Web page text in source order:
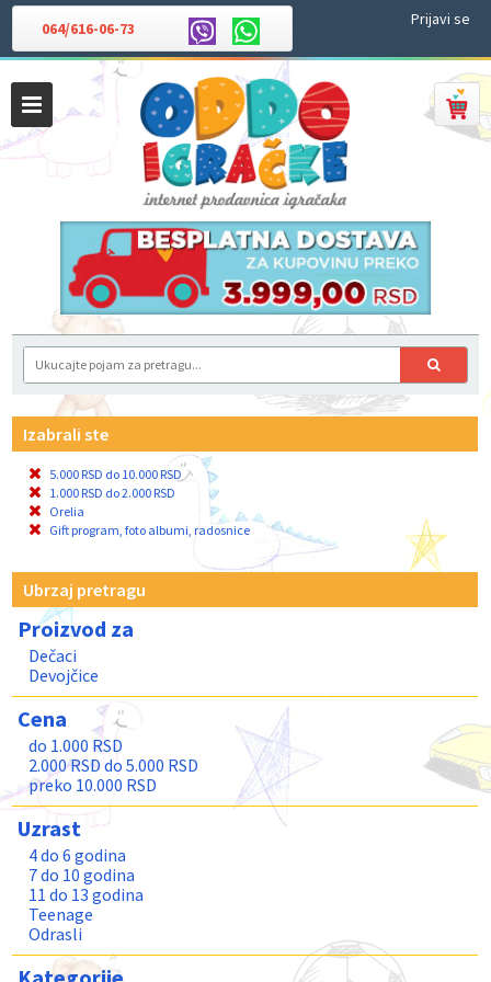
064/616-06-73 Prijavi se
Izabrali ste
5.000 RSD do 10.000 RSD
1.000 RSD do 2.000 RSD
Orelia
Gift program, foto albumi, radosnice
Ubrzaj pretragu
Proizvod za
Dečaci
Devojčice
Cena
do 1.000 RSD
2.000 RSD do 5.000 RSD
preko 10.000 RSD
Uzrast
4 do 6 godina
7 do 10 godina
11 do 13 godina
Teenage
Odrasli